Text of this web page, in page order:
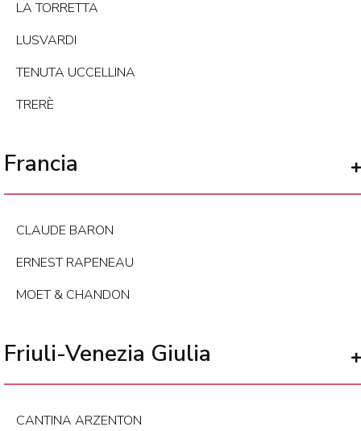
LA TORRETTA
LUSVARDI
TENUTA UCCELLINA
TRERÈ
Francia
CLAUDE BARON
ERNEST RAPENEAU
MOET & CHANDON
Friuli-Venezia Giulia
CANTINA ARZENTON